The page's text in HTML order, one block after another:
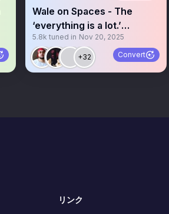
Wale on Spaces - The
‘everything is a lot.’
Discussion
5.8k tuned in Nov 20, 2025
+32 Convert
リンク